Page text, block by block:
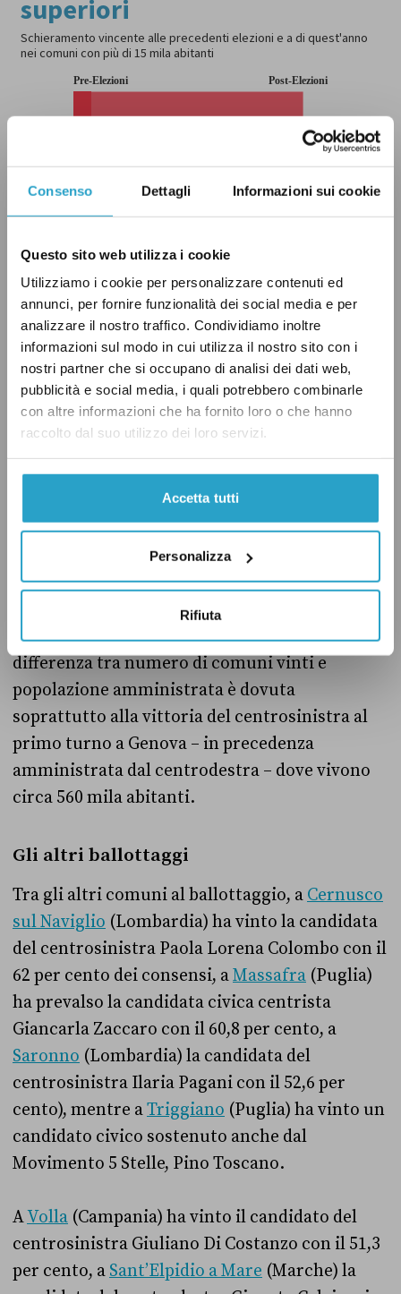
Consenso Dettagli Informazioni sui cookie
Questo sito web utilizza i cookie
Utilizziamo i cookie per personalizzare contenuti ed
annunci, per fornire funzionalità dei social media e per
analizzare il nostro traffico. Condividiamo inoltre
informazioni sul modo in cui utilizza il nostro sito con i
nostri partner che si occupano di analisi dei dati web,
pubblicità e social media, i quali potrebbero combinarle
con altre informazioni che ha fornito loro o che hanno
raccolto dal suo utilizzo dei loro servizi.
Accetta tutti
Personalizza
Rifiuta
Nelle città che sono andate al voto, ora il
centrosinistra amministra una popolazione di
circa 1,3 milioni di persone, in aumento
rispetto ai quasi 800 mila prima delle elezioni
comunali. Il centrodestra è sceso da poco più
di 700 mila a meno di 300 mila. La grande
differenza tra numero di comuni vinti e
popolazione amministrata è dovuta
soprattutto alla vittoria del centrosinistra al
primo turno a Genova – in precedenza
amministrata dal centrodestra – dove vivono
circa 560 mila abitanti.
Gli altri ballottaggi
Tra gli altri comuni al ballottaggio, a Cernusco
sul Naviglio (Lombardia) ha vinto la candidata
del centrosinistra Paola Lorena Colombo con il
62 per cento dei consensi, aMassafra (Puglia)
ha prevalso la candidata civica centrista
Giancarla Zaccaro con il 60,8 per cento, a
Saronno (Lombardia) la candidata del
centrosinistra Ilaria Pagani con il 52,6 per
cento), mentre aTriggiano (Puglia) ha vinto un
candidato civico sostenuto anche dal
Movimento 5 Stelle, Pino Toscano.
AVolla (Campania) ha vinto il candidato del
centrosinistra Giuliano Di Costanzo con il 51,3
per cento, a Sant’Elpidio a Mare (Marche) la